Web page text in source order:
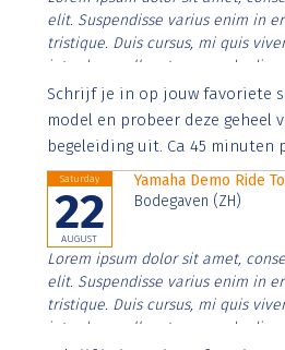
elit. Suspendisse varius enim in
tristique. Duis cursus, mi quis
interdum nulla, ut commodo
Aenean faucibus nibh et justo
imperdiet. Nunc ut sem vitae
Schrijf je in op jouw favoriete
model en probeer deze
begeleiding uit. Ca 45 minuten
Saturday
22
AUGUST
Yamaha Demo Ride
Bodegaven (ZH)
Lorem ipsum dolor sit amet,
elit. Suspendisse varius enim in
tristique. Duis cursus, mi quis
interdum nulla, ut commodo